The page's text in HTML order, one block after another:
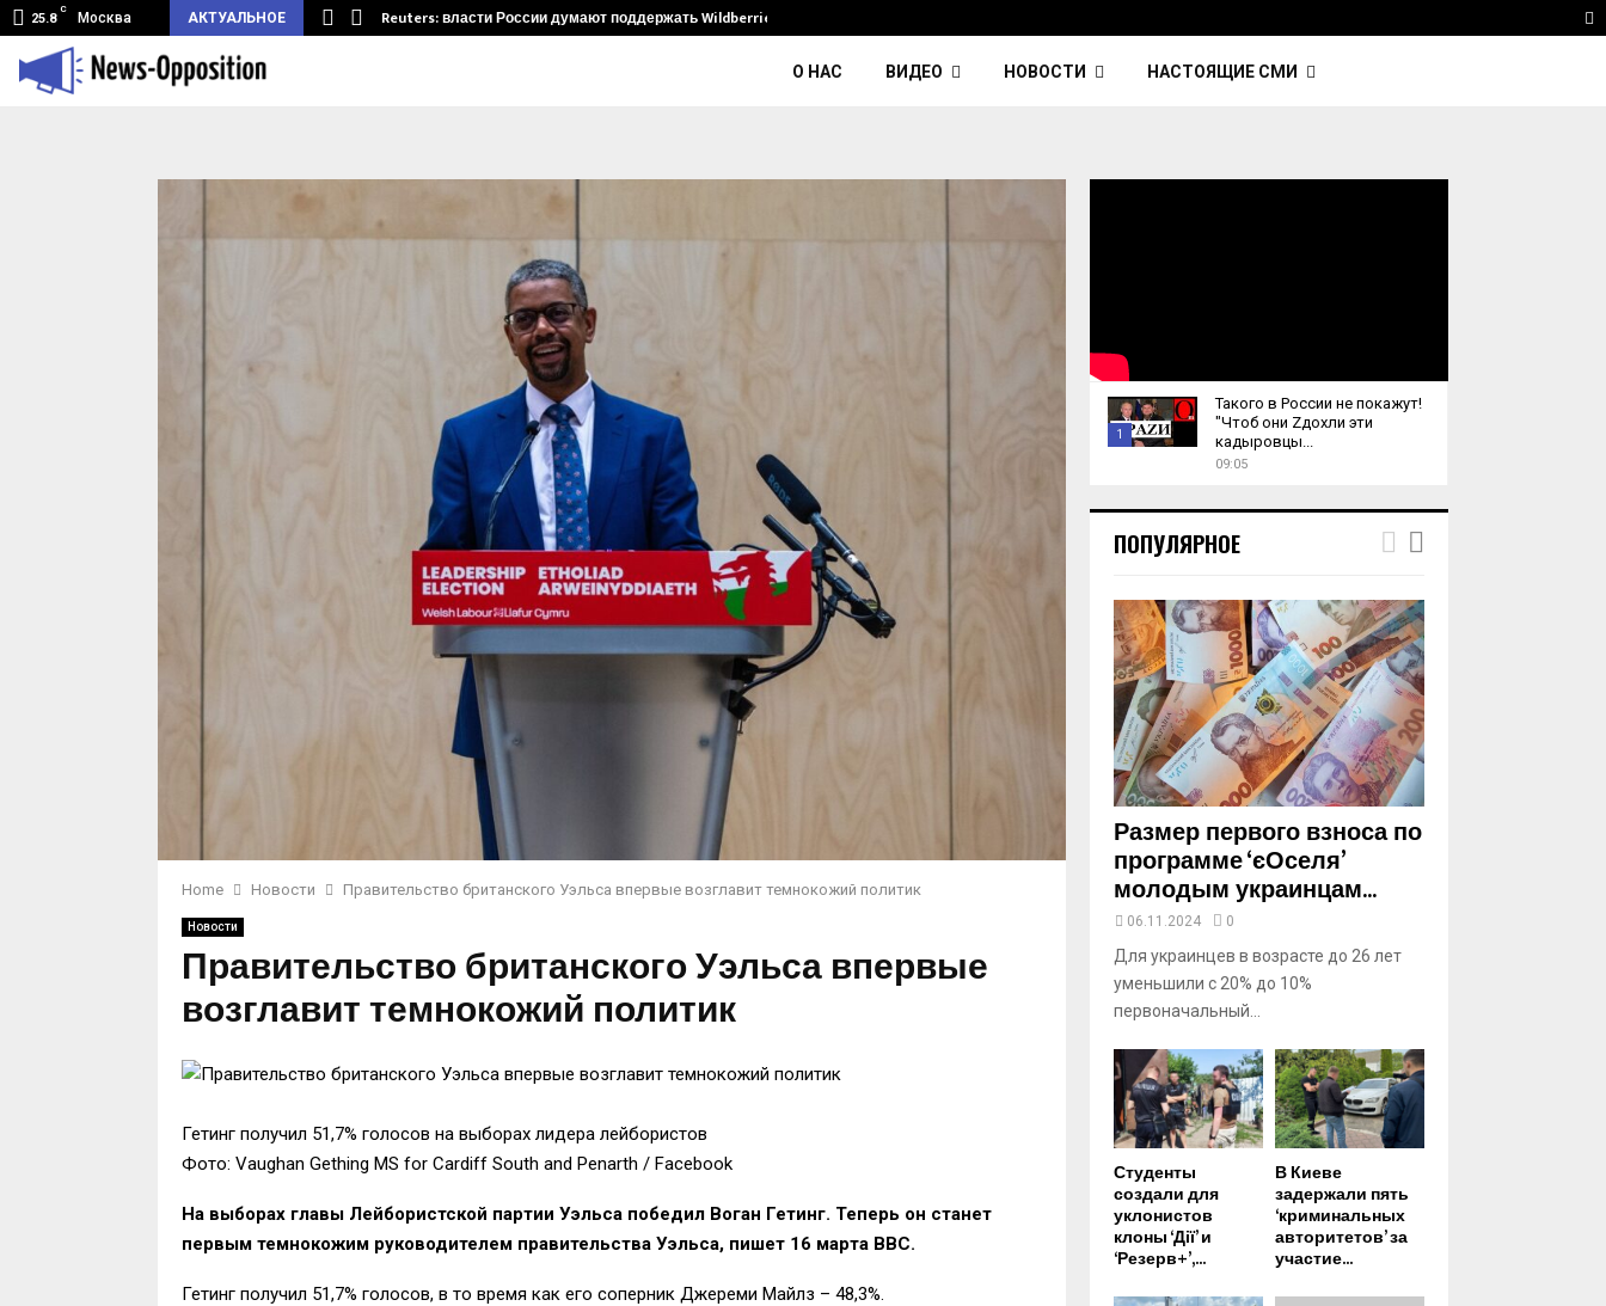
25.8
C
Москва АКТУАЛЬНОЕ
туннель из Беларуси.… Reuters: власти России думают поддержать Wildberries и его…
О НАС ВИДЕО НОВОСТИ НАСТОЯЩИЕ СМИ
Home Новости Правительство британского Уэльса впервые возглавит темнокожий политик
Новости
Правительство британского Уэльса впервые
возглавит темнокожий политик
Гетинг получил 51,7% голосов на выборах лидера лейбористов
Фото: Vaughan Gething MS for Cardiff South and Penarth / Facebook
На выборах главы Лейбористской партии Уэльса победил Воган Гетинг. Теперь он станет
первым темнокожим руководителем правительства Уэльса, пишет 16 марта BBC.
Гетинг получил 51,7% голосов, в то время как его соперник Джереми Майлз – 48,3%.
1
u
m
a
y
u
u
b
e
Такого в России не покажут!
"Чтоб они Zдохли эти
кадыровцы...
09:05
ПОПУЛЯРНОЕ
Размер первого взноса по
программе ‘єОселя’
молодым украинцам...
06.11.2024 0
Для украинцев в возрасте до 26 лет
уменьшили с 20% до 10%
первоначальный...
Студенты
создали для
уклонистов
клоны ‘Дії’ и
‘Резерв+’,...
В Киеве
задержали пять
‘криминальных
авторитетов’ за
участие...